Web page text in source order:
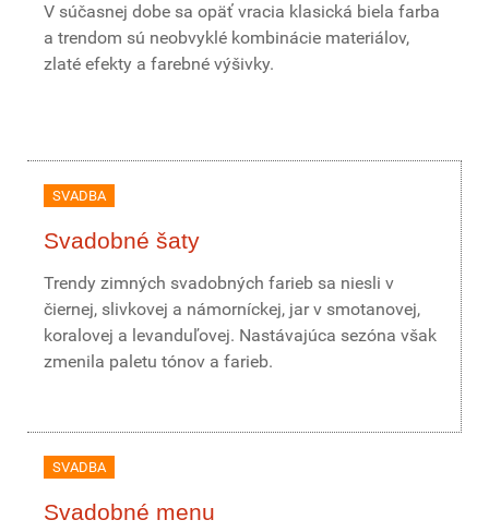
V súčasnej dobe sa opäť vracia klasická biela farba
a trendom sú neobvyklé kombinácie materiálov,
zlaté efekty a farebné výšivky.
SVADBA
Svadobné šaty
Trendy zimných svadobných farieb sa niesli v
čiernej, slivkovej a námorníckej, jar v smotanovej,
koralovej a levanduľovej. Nastávajúca sezóna však
zmenila paletu tónov a farieb.
SVADBA
Svadobné menu